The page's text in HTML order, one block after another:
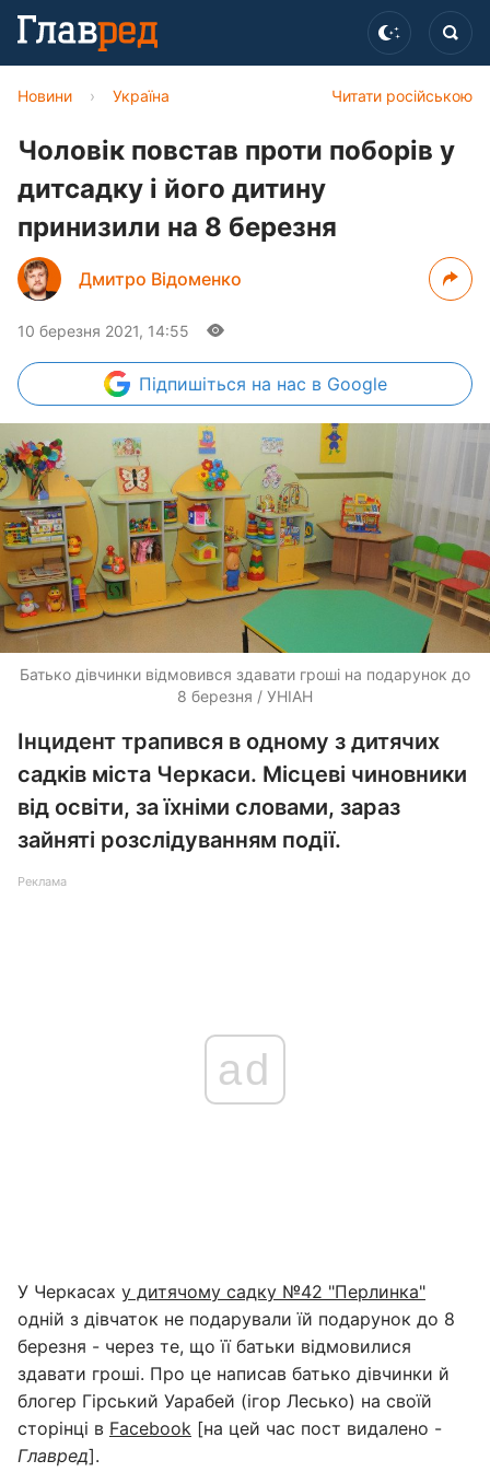
Читати російською
Новини › Україна
Чоловік повстав проти поборів у
дитсадку і його дитину
принизили на 8 березня
Дмитро Відоменко
10 березня 2021, 14:55
Підпишіться на нас в Google
Батько дівчинки відмовився здавати гроші на подарунок до
8 березня / УНІАН
Інцидент трапився в одному з дитячих
садків міста Черкаси. Місцеві чиновники
від освіти, за їхніми словами, зараз
зайняті розслідуванням події.
Реклама
ad
У Черкасах у дитячому садку №42 "Перлинка"
одній з дівчаток не подарували їй подарунок до 8
березня - через те, що її батьки відмовилися
здавати гроші. Про це написав батько дівчинки й
блогер Гірський Уарабей (ігор Лесько) на своїй
сторінці в Facebook [на цей час пост видалено -
Главред].